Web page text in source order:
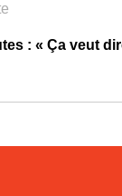
: « Ça veut